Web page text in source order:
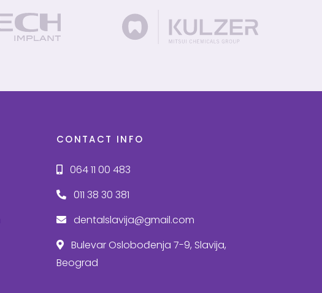
CONTACT INFO
064 11 00 483
011 38 30 381
dentalslavija@gmail.com
Bulevar Oslobođenja 7-9, Slavija,
Beograd